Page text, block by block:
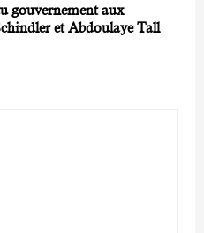
gouvernement aux
et Abdoulaye Tall